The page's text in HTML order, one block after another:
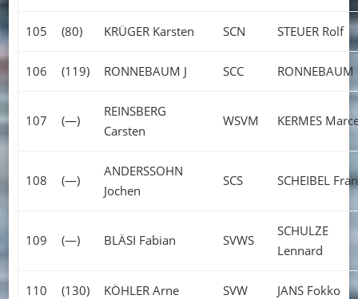
105 (80) KRÜGER Karsten SCN STEUER Rolf
106 (119) RONNEBAUM J SCC RONNEBAUM
107 (—)
REINSBERG
Carsten
WSVM KERMES
108 (—)
ANDERSSOHN
Jochen
SCS SCHEIBEL
109 (—) BLÄSI Fabian SVWS
SCHULZE
Lennard
110 (130) KÖHLER Arne SVW JANS Fokko